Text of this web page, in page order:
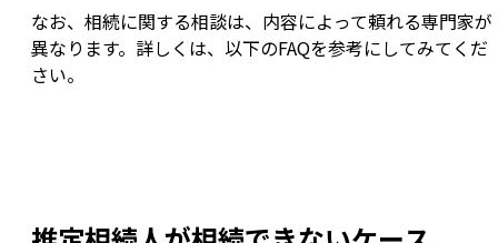
なお、相続に関する相談は、内容によって頼れる専門家が
異なります。詳しくは、以下のFAQを参考にしてみてくだ
さい。